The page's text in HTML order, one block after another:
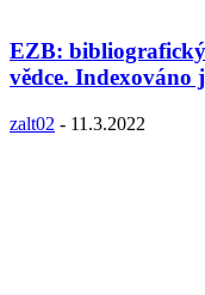
EZB:
vědce. Indexováno
zalt02 - 11.3.2022